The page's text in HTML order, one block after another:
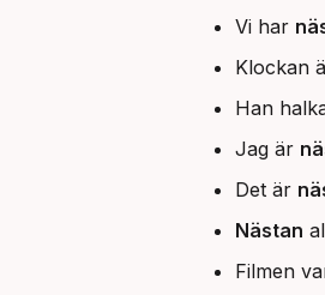
Vi har
Klockan
Han
Jag är
Det är
Nästan
Filmen